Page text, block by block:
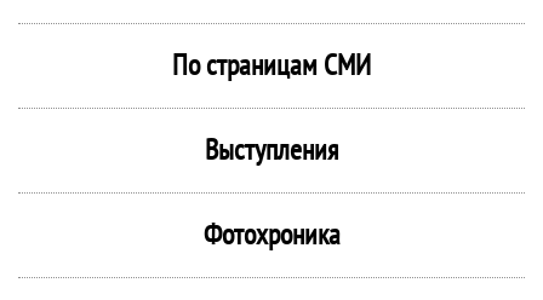
По страницам СМИ
Выступления
Фотохроника